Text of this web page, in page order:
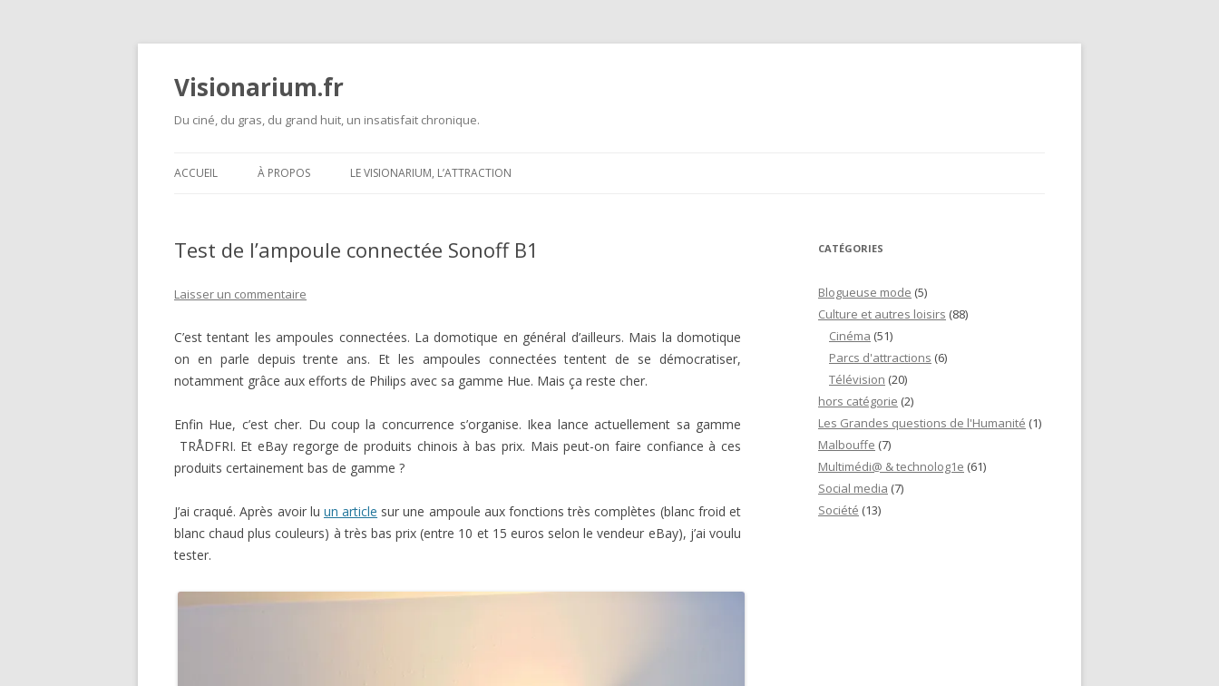
Visionarium.fr
Du ciné, du gras, du grand huit, un insatisfait chronique.
ACCUEIL À PROPOS LE VISIONARIUM, L’ATTRACTION
Test de l’ampoule connectée Sonoff B1
Laisser un commentaire
C’est tentant les ampoules connectées. La domotique en général d’ailleurs. Mais la domotique
on en parle depuis trente ans. Et les ampoules connectées tentent de se démocratiser,
notamment grâce aux efforts de Philips avec sa gamme Hue. Mais ça reste cher.
Enfin Hue, c’est cher. Du coup la concurrence s’organise. Ikea lance actuellement sa gamme
TRÅDFRI. Et eBay regorge de produits chinois à bas prix. Mais peut-on faire confiance à ces
produits certainement bas de gamme ?
J’ai craqué. Après avoir lu un article sur une ampoule aux fonctions très complètes (blanc froid et
blanc chaud plus couleurs) à très bas prix (entre 10 et 15 euros selon le vendeur eBay), j’ai voulu
tester.
CATÉGORIES
Blogueuse mode (5)
Culture et autres loisirs (88)
Cinéma (51)
Parcs d'attractions (6)
Télévision (20)
hors catégorie (2)
Les Grandes questions de l'Humanité (1)
Malbouffe (7)
Multimédi@ & technolog1e (61)
Social media (7)
Société (13)